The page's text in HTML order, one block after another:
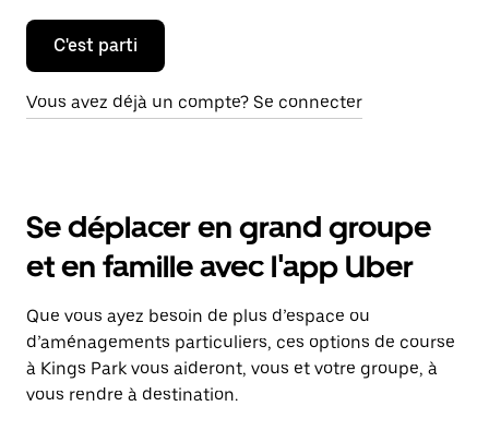
C'est parti
Vous avez déjà un compte? Se connecter
Se déplacer en grand groupe
et en famille avec l'app Uber
Que vous ayez besoin de plus d’espace ou
d’aménagements particuliers, ces options de course
à Kings Park vous aideront, vous et votre groupe, à
vous rendre à destination.